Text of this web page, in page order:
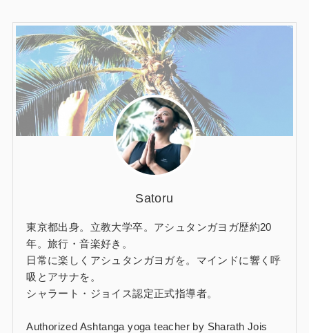
Satoru
東京都出身。立教大学卒。アシュタンガヨガ歴約20
年。旅行・音楽好き。
日常に楽しくアシュタンガヨガを。マインドに響く呼
吸とアサナを。
シャラート・ジョイス認定正式指導者。
Authorized Ashtanga yoga teacher by Sharath Jois